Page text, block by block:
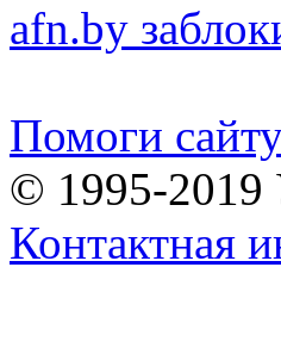
afn.by
Помоги
© 1995-
Контактная